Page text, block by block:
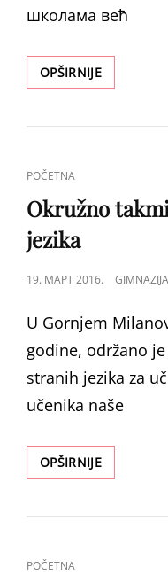
школама већ
OPŠIRNIJE
У
CAT
LINKS
POČETNA
Okružno
jezika
POSTED
19. МАРТ 2016.
U Gornjem
godine, održano
stranih jezika za
učenika naše
OPŠIRNIJEOKRUŽNO
STRANIH
CAT
POČETNA